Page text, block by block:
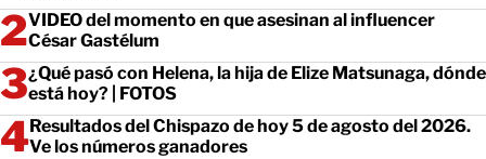
VIDEO del momento en que asesinan al influencer
César Gastélum
¿Qué pasó con Helena, la hija de Elize Matsunaga, dónde
está hoy? | FOTOS
Resultados del Chispazo de hoy 5 de agosto del 2026.
Ve los números ganadores